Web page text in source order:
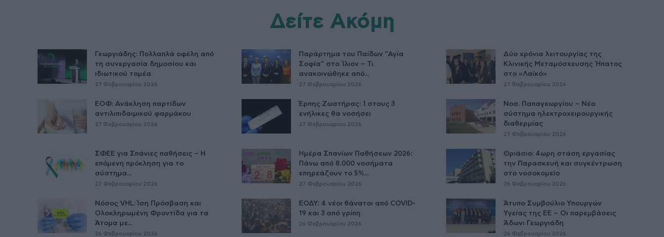
Δείτε Ακόμη
Γεωργιάδης: Πολλαπλά οφέλη από
τη συνεργασία δημοσίου και
ιδιωτικού τομέα
27 Φεβρουαρίου 2026
Παράρτημα του Παίδων “Αγία
Σοφία” στο Ίλιον – Τι
ανακοινώθηκε από...
27 Φεβρουαρίου 2026
Δύο χρόνια λειτουργίας της
Κλινικής Μεταμόσχευσης Ήπατος
στο «Λαϊκό»
27 Φεβρουαρίου 2026
ΕΟΦ: Ανάκληση παρτίδων
αντιλιπιδαιμικού φαρμάκου
27 Φεβρουαρίου 2026
Έρπης Ζωστήρας: 1 στους 3
ενήλικες θα νοσήσει
27 Φεβρουαρίου 2026
Νοσ. Παπαγεωργίου – Νέο
σύστημα ηλεκτροχειρουργικής
διαθερμίας
27 Φεβρουαρίου 2026
ΣΦΕΕ για Σπάνιες παθήσεις – Η
επόμενη πρόκληση για το
σύστημα...
27 Φεβρουαρίου 2026
Ημέρα Σπανίων Παθήσεων 2026:
Πάνω από 8.000 νοσήματα
επηρεάζουν το 5%...
27 Φεβρουαρίου 2026
Θριάσιο: 4ωρη στάση εργασίας
την Παρασκευή και συγκέντρωση
στο νοσοκομείο
26 Φεβρουαρίου 2026
Νόσος VHL: Ίση Πρόσβαση και
Ολοκληρωμένη Φροντίδα για τα
Άτομα με...
26 Φεβρουαρίου 2026
ΕΟΔΥ: 4 νέοι θάνατοι από COVID-
19 και 3 από γρίπη
26 Φεβρουαρίου 2026
Άτυπο Συμβούλιο Υπουργών
Υγείας της ΕE – Οι παρεμβάσεις
Άδωνι Γεωργιάδη
26 Φεβρουαρίου 2026